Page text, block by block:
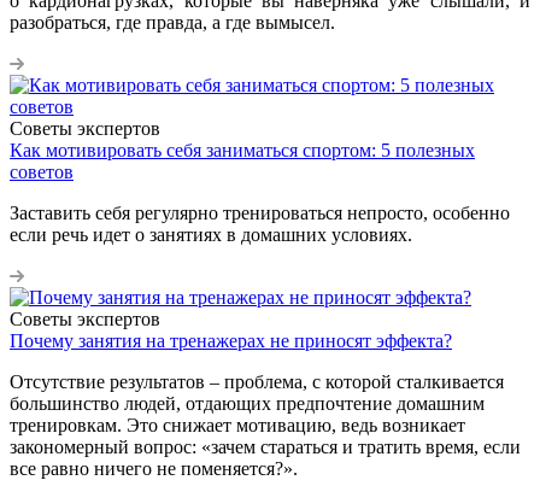
разобраться, где правда, а где вымысел.
Советы экспертов
Как мотивировать себя заниматься спортом: 5 полезных
советов
Заставить себя регулярно тренироваться непросто, особенно
если речь идет о занятиях в домашних условиях.
Советы экспертов
Почему занятия на тренажерах не приносят эффекта?
Отсутствие результатов – проблема, с которой сталкивается
большинство людей, отдающих предпочтение домашним
тренировкам. Это снижает мотивацию, ведь возникает
закономерный вопрос: «зачем стараться и тратить время, если
все равно ничего не поменяется?».